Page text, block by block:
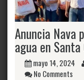
Anuncia Nava
agua en
mayo 14, 2024
No Comments